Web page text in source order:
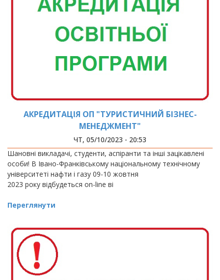
АКРЕДИТАЦІЯ ОП "ТУРИСТИЧНИЙ БІЗНЕС-
МЕНЕДЖМЕНТ"
ЧТ, 05/10/2023 - 20:53
Шановні викладачі, студенти, аспіранти та інші зацікавлені
особи! В Івано-Франківському національному технічному
університеті нафти і газу 09-10 жовтня
2023 року відбудеться оn-line ві
Переглянути